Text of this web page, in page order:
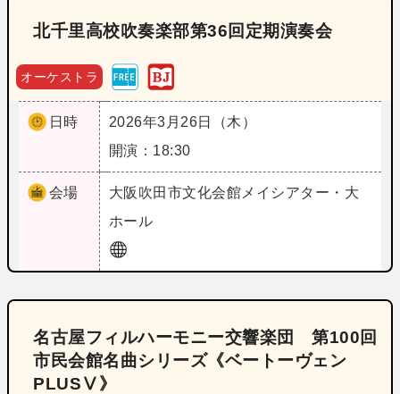
北千里高校吹奏楽部第36回定期演奏会
オーケストラ
日時
2026年3月26日（木）
開演：18:30
会場 大阪 吹田市文化会館メイシアター・大
ホール
名古屋フィルハーモニー交響楽団 第100回
市民会館名曲シリーズ《ベートーヴェン
PLUSⅤ》